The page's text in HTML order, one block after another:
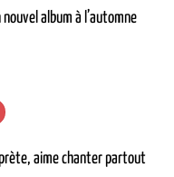
album à l’automne
aime chanter partout